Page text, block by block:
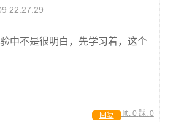
22:27:29
中不是很明白，先学习着，这个
顶: 0 踩: 0
回复